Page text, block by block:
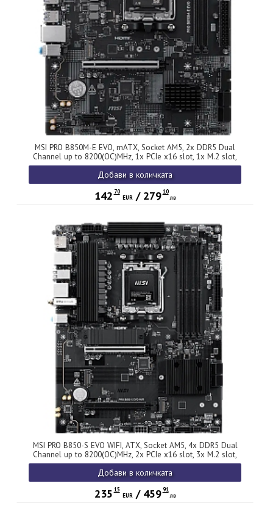
MSI PRO B850M-E EVO, mATX, Socket AM5, 2x DDR5 Dual
Channel up to 8200(OC)MHz, 1x PCIe x16 slot, 1x M.2 slot,
4x USB 5Gbps, 2x USB 2.0, HDMI, VGA, 7.1 HD Audio, 2.5G
LAN, 3Y
Добави в количката
142 70
EUR/ 279 10
лв
MSI PRO B850-S EVO WIFI, ATX, Socket AM5, 4x DDR5 Dual
Channel up to 8200(OC)MHz, 2x PCIe x16 slot, 3x M.2 slot,
4x USB 2.0, 2x USB 5Gbps, 2x USB 10Gbps, 1x USB 10Gbps
Type-C, HDMI, DP, 7.1 HD Audio, 5G LAN, WiFI 7, BT, 3Y
Добави в количката
235 15
EUR/ 459 91
лв